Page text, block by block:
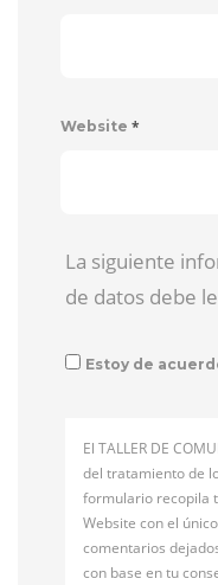
Website *
La siguiente
de datos debe
Estoy de
El TALLER DE
del tratamiento de
formulario recopila
Website con el
comentarios
con base en tu